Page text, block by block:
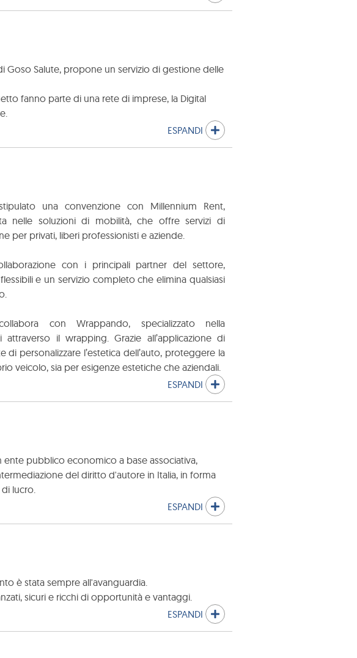
Goso Salute, propone un servizio di gestione delle
fanno parte di una rete di imprese, la Digital
ESPANDI
una convenzione con Millennium Rent,
nelle soluzioni di mobilità, che offre servizi di
per privati, liberi professionisti e aziende.
con i principali partner del settore,
e un servizio completo che elimina qualsiasi
con Wrappando, specializzato nella
il wrapping. Grazie all’applicazione di
personalizzare l’estetica dell’auto, proteggere la
veicolo, sia per esigenze estetiche che aziendali.
ESPANDI
ente pubblico economico a base associativa,
del diritto d'autore in Italia, in forma
lucro.
ESPANDI
è stata sempre all'avanguardia.
sicuri e ricchi di opportunità e vantaggi.
ESPANDI